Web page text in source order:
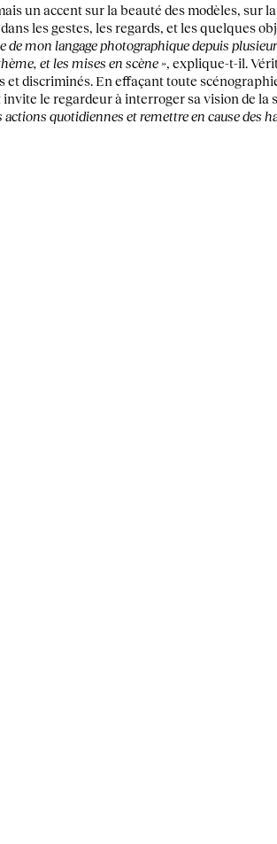
un accent sur la beauté des modèles, sur
les gestes, les regards, et les quelques
mon langage photographique depuis
et les mises en scène », explique-t-il.
discriminés. En effaçant toute
le regardeur à interroger sa vision de la
actions quotidiennes et remettre en cause des